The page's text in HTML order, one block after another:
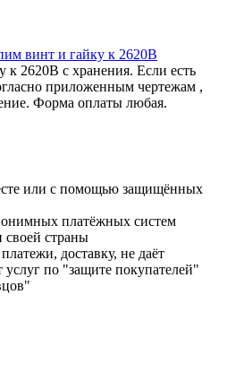
винт и гайку к 2620В
2620В с хранения. Если есть
приложенным чертежам ,
Форма оплаты любая.
или с помощью защищённых
платёжных систем
своей страны
доставку, не даёт
услуг по "защите покупателей"